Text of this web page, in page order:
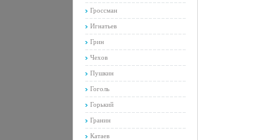
Гроссман
Игнатьев
Грин
Чехов
Пушкин
Гоголь
Горький
Гранин
Катаев